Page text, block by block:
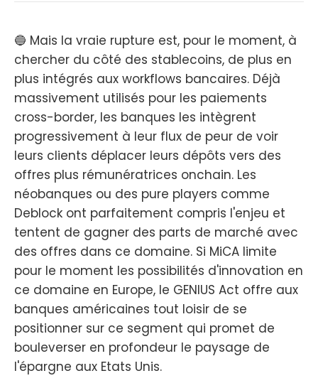
🔵 Mais la vraie rupture est, pour le moment, à
chercher du côté des stablecoins, de plus en
plus intégrés aux workflows bancaires. Déjà
massivement utilisés pour les paiements
cross-border, les banques les intègrent
progressivement à leur flux de peur de voir
leurs clients déplacer leurs dépôts vers des
offres plus rémunératrices onchain. Les
néobanques ou des pure players comme
Deblock ont parfaitement compris l'enjeu et
tentent de gagner des parts de marché avec
des offres dans ce domaine. Si MiCA limite
pour le moment les possibilités d'innovation en
ce domaine en Europe, le GENIUS Act offre aux
banques américaines tout loisir de se
positionner sur ce segment qui promet de
bouleverser en profondeur le paysage de
l'épargne aux Etats Unis.